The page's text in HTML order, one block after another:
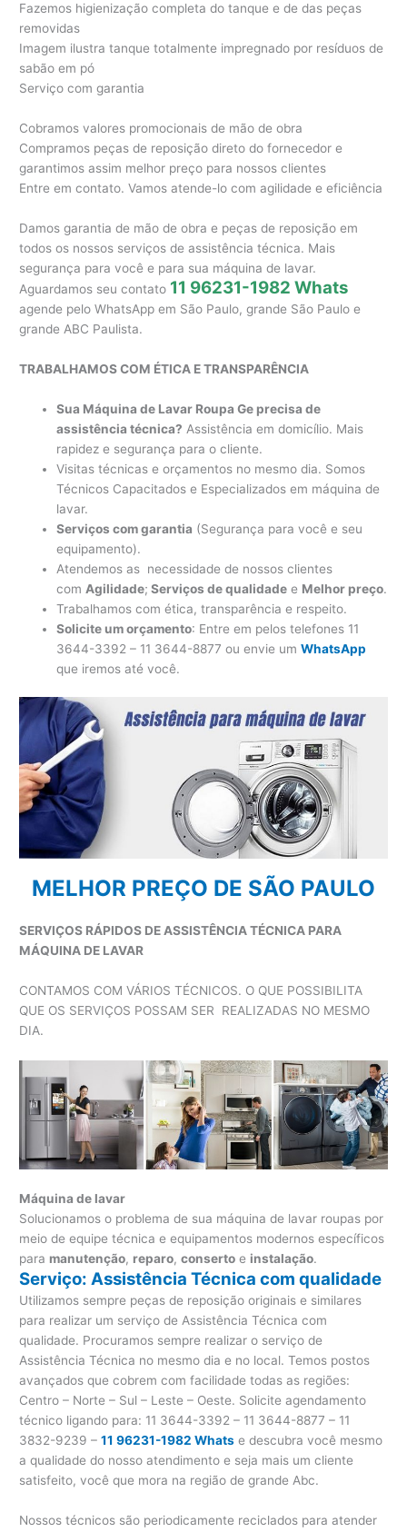
Fazemos higienização completa do tanque e de das peças
removidas
Imagem ilustra tanque totalmente impregnado por resíduos de
sabão em pó
Serviço com garantia
Cobramos valores promocionais de mão de obra
Compramos peças de reposição direto do fornecedor e
garantimos assim melhor preço para nossos clientes
Entre em contato. Vamos atende-lo com agilidade e eficiência
Damos garantia de mão de obra e peças de reposição em
todos os nossos serviços de assistência técnica. Mais
segurança para você e para sua máquina de lavar.
Aguardamos seu contato 11 96231-1982 Whats
agende pelo WhatsApp em São Paulo, grande São Paulo e
grande ABC Paulista.
TRABALHAMOS COM ÉTICA E TRANSPARÊNCIA
Sua Máquina de Lavar Roupa Ge precisa de
assistência técnica? Assistência em domicílio. Mais
rapidez e segurança para o cliente.
Visitas técnicas e orçamentos no mesmo dia. Somos
Técnicos Capacitados e Especializados em máquina de
lavar.
Serviços com garantia (Segurança para você e seu
equipamento).
Atendemos as necessidade de nossos clientes
com Agilidade; Serviços de qualidade e Melhor preço.
Trabalhamos com ética, transparência e respeito.
Solicite um orçamento: Entre em pelos telefones 11
3644-3392 – 11 3644-8877 ou envie umWhatsApp
que iremos até você.
MELHOR PREÇO DE SÃO PAULO
SERVIÇOS RÁPIDOS DE ASSISTÊNCIA TÉCNICA PARA
MÁQUINA DE LAVAR
CONTAMOS COM VÁRIOS TÉCNICOS. O QUE POSSIBILITA
QUE OS SERVIÇOS POSSAM SER REALIZADAS NO MESMO
DIA.
Máquina de lavar
Solucionamos o problema de sua máquina de lavar roupas por
meio de equipe técnica e equipamentos modernos específicos
para manutenção, reparo,conserto e instalação.
Serviço: Assistência Técnica com qualidade
Utilizamos sempre peças de reposição originais e similares
para realizar um serviço de Assistência Técnica com
qualidade. Procuramos sempre realizar o serviço de
Assistência Técnica no mesmo dia e no local. Temos postos
avançados que cobrem com facilidade todas as regiões:
Centro – Norte – Sul – Leste – Oeste. Solicite agendamento
técnico ligando para: 11 3644-3392 – 11 3644-8877 – 11
3832-9239 –11 96231-1982 Whats e descubra você mesmo
a qualidade do nosso atendimento e seja mais um cliente
satisfeito, você que mora na região de grande Abc.
Nossos técnicos são periodicamente reciclados para atender